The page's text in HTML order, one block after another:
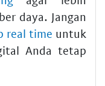
daya. Jangan
real time untuk
Anda tetap